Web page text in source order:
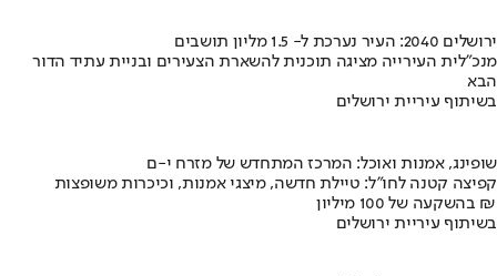
ירושלים 2040: העיר נערכת ל- 1.5 מליון תושבים
מנכ"לית העירייה מציגה תוכנית להשארת הצעירים ובניית עתיד הדור
הבא
בשיתוף עיריית ירושלים
שופינג, אמנות ואוכל: המרכז המתחדש של מזרח י-ם
קפיצה קטנה לחו"ל: טיילת חדשה, מיצגי אמנות, וכיכרות משופצות
בהשקעה של 100 מיליון ₪
בשיתוף עיריית ירושלים